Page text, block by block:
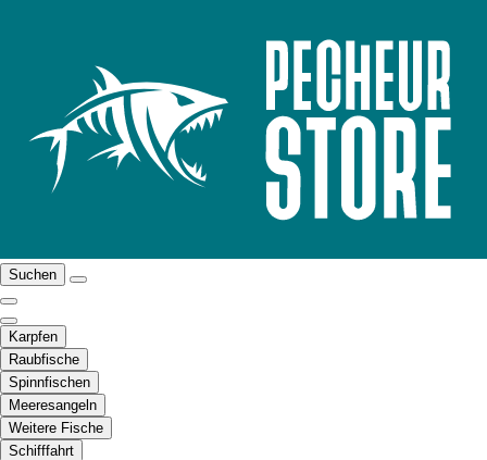
Suchen
Karpfen
Raubfische
Spinnfischen
Meeresangeln
Weitere Fische
Schifffahrt